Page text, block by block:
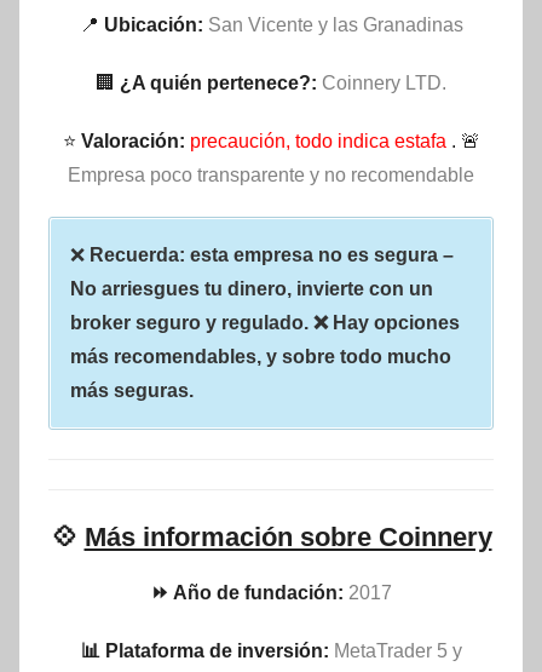
📍 Ubicación: San Vicente y las Granadinas
🏢 ¿A quién pertenece?: Coinnery LTD.
⭐ Valoración: precaución, todo indica estafa . 🚨
Empresa poco transparente y no recomendable
❌ Recuerda: esta empresa no es segura –
No arriesgues tu dinero, invierte con un
broker seguro y regulado. ❌ Hay opciones
más recomendables, y sobre todo mucho
más seguras.
💠 Más información sobre Coinnery
⏩ Año de fundación: 2017
📊 Plataforma de inversión: MetaTrader 5 y